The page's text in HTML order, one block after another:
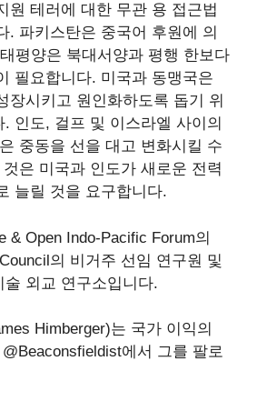
원 테러에 대한 무관 용 접근법
. 파키스탄은 중국어 후원에 의
평양은 북대서양과 평행 한보다
필요합니다. 미국과 동맹국은
장시키고 원인화하도록 돕기 위
인도, 걸프 및 이스라엘 사이의
중동을 선을 대고 변화시킬 수
은 미국과 인도가 새로운 전력
늘릴 것을 요구합니다.
& Open Indo-Pacific Forum의
의 비거주 선임 연구원 및
술 외교 연구소입니다.
Himberger)는 국가 이익의
에서 그를 팔로